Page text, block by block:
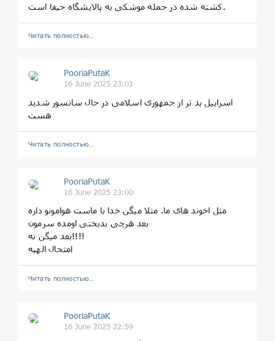
کشته شده در حمله موشکی به پالایشگاه حیفا است.
Читать полностью…
PooriaPutaK
16 June 2025 23:01
اسراییل بد تر از جمهوری اسلامی در حال سانسور شدید
هست
Читать полностью…
PooriaPutaK
16 June 2025 23:00
مثل اخوند های ما. مثلا میگن خدا با ماست هوامونو داره
بعد هرچی بدبختی اومده سرمون
بعد میگن نه!!!!
امتحال الهیه
Читать полностью…
PooriaPutaK
16 June 2025 22:59